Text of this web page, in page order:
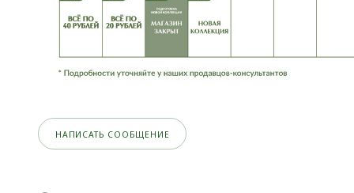
НАПИСАТЬ СООБЩЕНИЕ